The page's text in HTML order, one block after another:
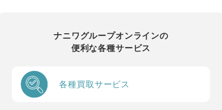
ナニワグループオンラインの
便利な各種サービス
各種買取サービス